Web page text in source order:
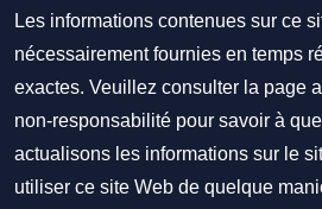
Les informations contenues sur ce
nécessairement fournies en temps
exactes. Veuillez consulter la page
non-responsabilité pour savoir à
actualisons les informations sur le
utiliser ce site Web de quelque